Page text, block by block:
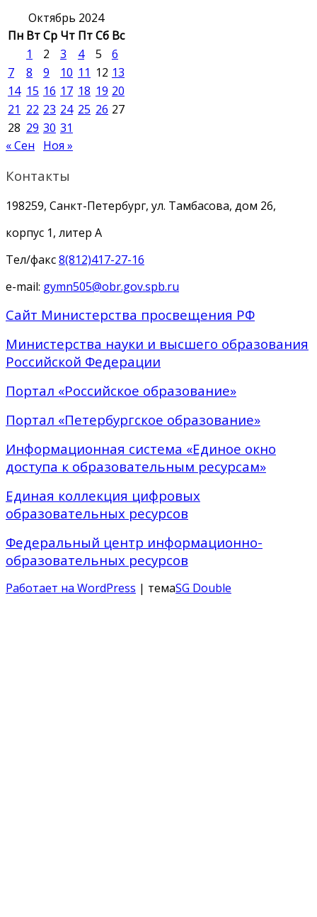
Октябрь 2024
Пн ВтСр Чт ПтСб Вс
1
2 3 4 5
6
7
8 9 10 11 12 13
14 15 16 17 18 19 20
21 22 23 24 25 26 27
28 29 30 31
« Сен
Ноя »
Контакты
198259, Санкт-Петербург, ул. Тамбасова, дом 26,
корпус 1, литер А
Тел/факс8(812)417-27-16
e-mail: gymn505@obr.gov.spb.ru
Сайт Министерства просвещения РФ
Министерства науки и высшего образования
Российской Федерации
Портал «Российское образование»
Портал «Петербургское образование»
Информационная система «Единое окно
доступа к образовательным ресурсам»
Единая коллекция цифровых
образовательных ресурсов
Федеральный центр информационно-
образовательных ресурсов
Работает на WordPress | темаSG Double